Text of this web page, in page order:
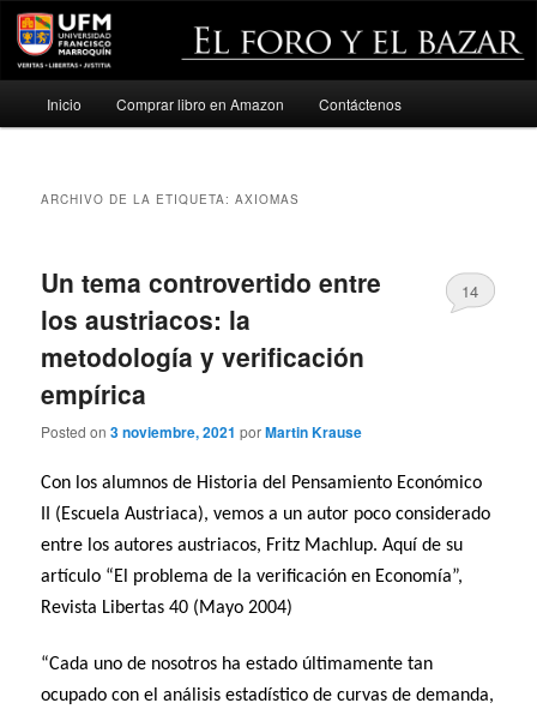
Ir
contenido
Ir
contenido
Inicio Comprar libro en Amazon Contáctenos
ARCHIVO DE LA ETIQUETA:AXIOMAS
Un tema controvertido entre
los austriacos: la
metodología y verificación
empírica
Posted on3 noviembre, 2021 porMartin Krause
14
Con los alumnos de Historia del Pensamiento Económico
II (Escuela Austriaca), vemos a un autor poco considerado
entre los autores austriacos, Fritz Machlup. Aquí de su
artículo “El problema de la verificación en Economía”,
Revista Libertas 40 (Mayo 2004)
“Cada uno de nosotros ha estado últimamente tan
ocupado con el análisis estadístico de curvas de demanda,